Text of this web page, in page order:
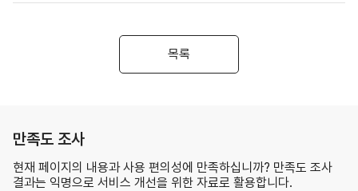
목록
만족도 조사
현재 페이지의 내용과 사용 편의성에 만족하십니까? 만족도 조사
결과는 익명으로 서비스 개선을 위한 자료로 활용합니다.